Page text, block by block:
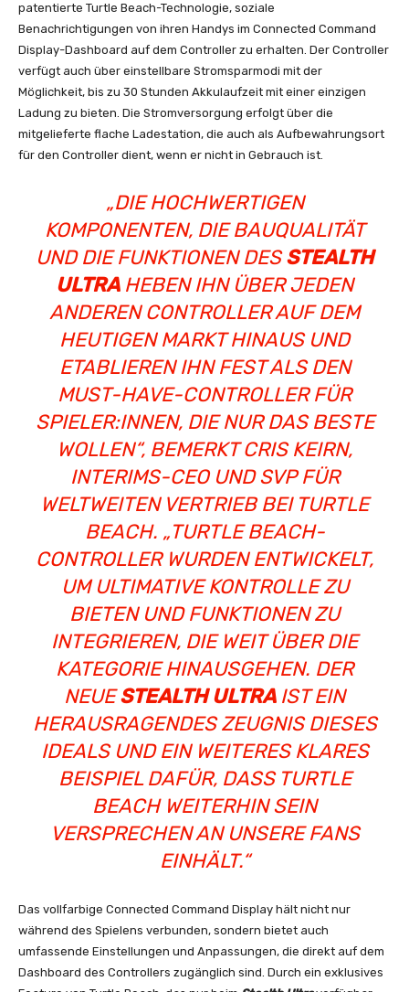
patentierte Turtle Beach-Technologie, soziale
Benachrichtigungen von ihren Handys im Connected Command
Display-Dashboard auf dem Controller zu erhalten. Der Controller
verfügt auch über einstellbare Stromsparmodi mit der
Möglichkeit, bis zu 30 Stunden Akkulaufzeit mit einer einzigen
Ladung zu bieten. Die Stromversorgung erfolgt über die
mitgelieferte flache Ladestation, die auch als Aufbewahrungsort
für den Controller dient, wenn er nicht in Gebrauch ist.
„DIE HOCHWERTIGEN
KOMPONENTEN, DIE BAUQUALITÄT
UND DIE FUNKTIONEN DESSTEALTH
ULTRAHEBEN IHN ÜBER JEDEN
ANDEREN CONTROLLER AUF DEM
HEUTIGEN MARKT HINAUS UND
ETABLIEREN IHN FEST ALS DEN
MUST-HAVE-CONTROLLER FÜR
SPIELER:INNEN, DIE NUR DAS BESTE
WOLLEN“, BEMERKT CRIS KEIRN,
INTERIMS-CEO UND SVP FÜR
WELTWEITEN VERTRIEB BEI TURTLE
BEACH. „TURTLE BEACH-
CONTROLLER WURDEN ENTWICKELT,
UM ULTIMATIVE KONTROLLE ZU
BIETEN UND FUNKTIONEN ZU
INTEGRIEREN, DIE WEIT ÜBER DIE
KATEGORIE HINAUSGEHEN. DER
NEUESTEALTH ULTRA IST EIN
HERAUSRAGENDES ZEUGNIS DIESES
IDEALS UND EIN WEITERES KLARES
BEISPIEL DAFÜR, DASS TURTLE
BEACH WEITERHIN SEIN
VERSPRECHEN AN UNSERE FANS
EINHÄLT.“
Das vollfarbige Connected Command Display hält nicht nur
während des Spielens verbunden, sondern bietet auch
umfassende Einstellungen und Anpassungen, die direkt auf dem
Dashboard des Controllers zugänglich sind. Durch ein exklusives